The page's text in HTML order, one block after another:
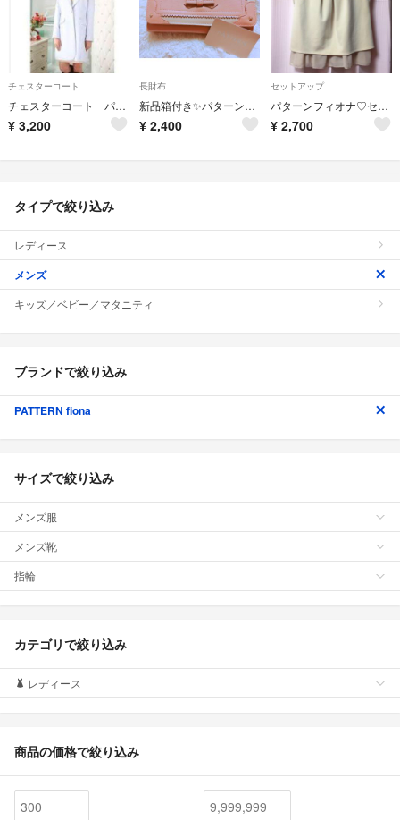
チェスターコート
チェスターコート パープル
¥ 3,200
長財布
新品箱付き✨パターンフィオナ＊長財布
¥ 2,400
セットアップ
パターンフィオナ♡セットアップ
¥ 2,700
タイプで絞り込み
レディース
メンズ
キッズ／ベビー／マタニティ
ブランドで絞り込み
PATTERN fiona
サイズで絞り込み
メンズ服
メンズ靴
指輪
カテゴリで絞り込み
レディース
商品の価格で絞り込み